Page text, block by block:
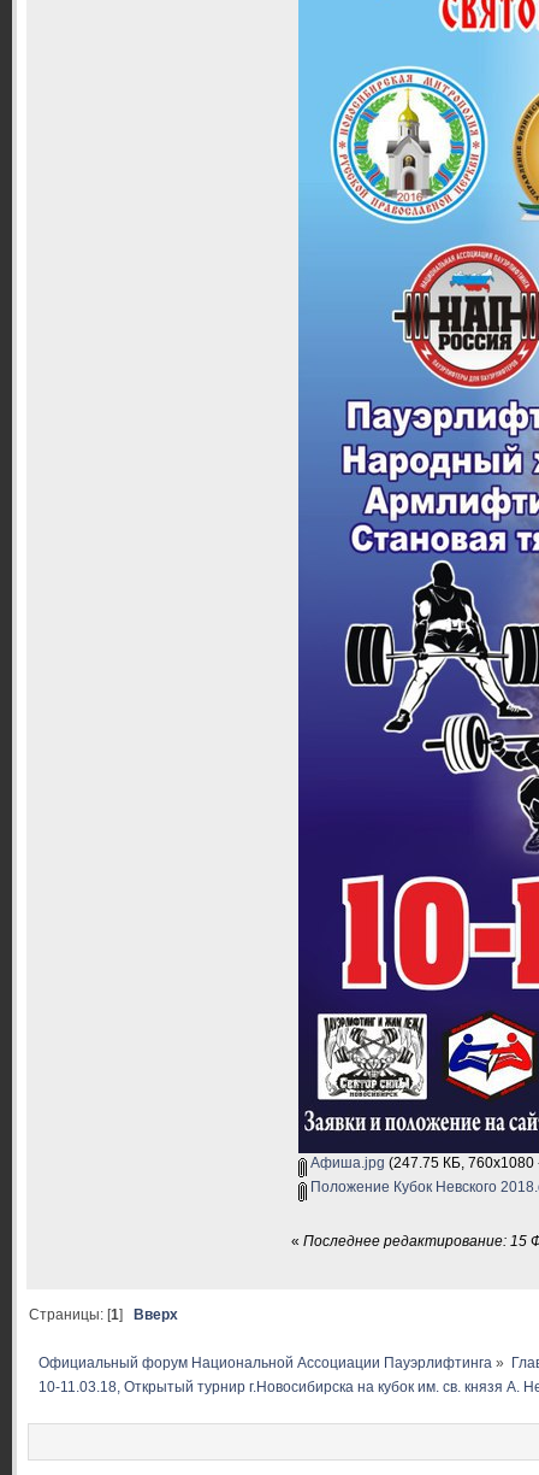
Афиша.jpg (247.75 КБ, 760x1080
Положение Кубок Невского
« Последнее редактирование: 15
Страницы: [1] Вверх
Официальный форум Национальной Ассоциации Пауэрлифтинга »
10-11.03.18, Открытый турнир г.Новосибирска на кубок им. св. князя А.